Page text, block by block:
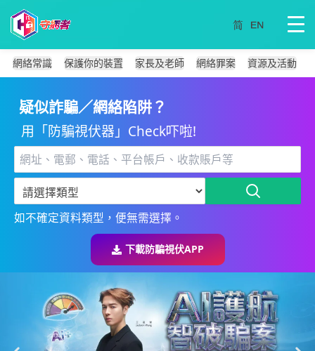
網絡常識 保護你的裝置 家長及老師 網絡罪案 資源及活動
疑似詐騙／網絡陷阱？
用「防騙視伏器」Check吓啦!
如不確定資料類型，便無需選擇。
下載防騙視伏APP